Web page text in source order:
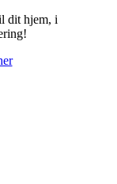
dit hjem, i